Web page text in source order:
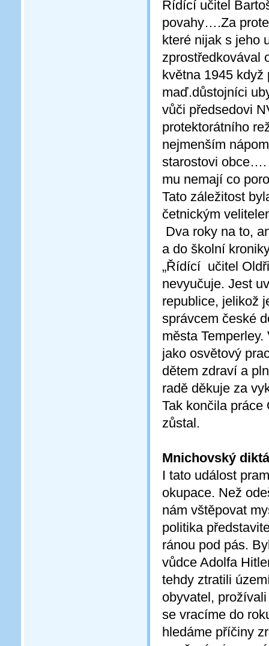
Řídící učitel
povahy….Za
které nijak s jeho
zprostředkovával
května 1945
maď.důstojníci
vůči předsedovi
protektorátního
nejmenším
starostovi obce….
mu nemají co
Tato záležitost
četnickým
Dva roky na to,
a do školní
„Řídící učitel
nevyučuje. Jest
republice, jelikož
správcem české
města
jako osvětový
dětem zdraví a
radě děkuje za
Tak končila práce
zůstal.
Mnichovský
I tato událost
okupace. Než
nám vštěpovat
politika
ránou pod pás.
vůdce Adolfa
tehdy ztratili
obyvatel,
se vracíme do
hledáme příčiny